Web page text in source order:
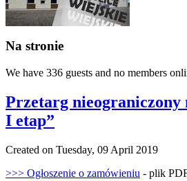
Na stronie
We have 336 guests and no members
Przetarg
I etap”
Created on Tuesday, 09 April 2019
>>> Ogłoszenie o zamówieniu - plik